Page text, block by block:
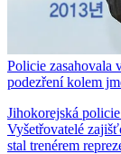
Policie zasahovala
podezření kolem
Jihokorejská
Vyšetřovatelé
stal trenérem